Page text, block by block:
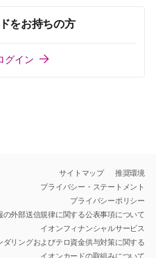
をお持ちの方
グイン
サイトマップ
推奨環境
プライバシー・ステートメント
プライバシーポリシー
の外部送信規律に関する公表事項について
イオンフィナンシャルサービス
ダリングおよびテロ資金供与対策に関する
イオンカードの取組みについて